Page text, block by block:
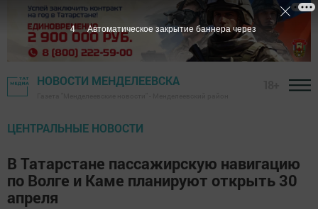
НОВОСТИ МЕНДЕЛЕЕВСКА
ЦЕНТРАЛЬНЫЕ НОВОСТИ
В Татарстане пассажирскую навигацию
по Волге и Каме планируют открыть 30
апреля
3 Автоматическое закрытие баннера через